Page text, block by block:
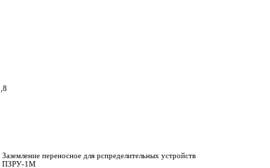
Заземление переносное для рспределительных устройств
ПЗРУ-1М